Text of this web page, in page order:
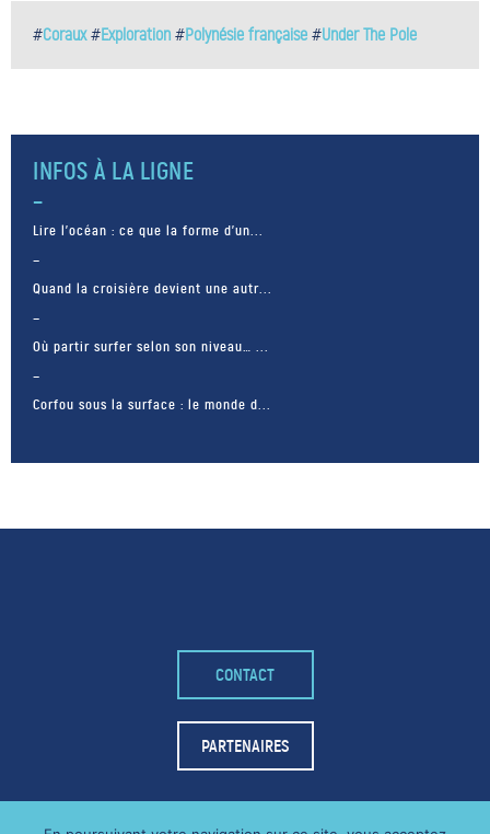
#Coraux#Exploration #Polynésie française #Under The Pole
INFOS À LA LIGNE
Lire l’océan : ce que la forme d’un...
Quand la croisière devient une autr...
Où partir surfer selon son niveau… ...
Corfou sous la surface : le monde d...
– FACEBOOK –
POUR LIKER
TA MER
CONTACT
PARTENAIRES